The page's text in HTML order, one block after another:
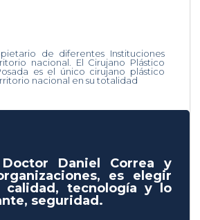
de diferentes Instituciones
nacional. El Cirujano Plástico
es el único cirujano plástico
nacional en su totalidad
Daniel Correa y
es elegir
calidad, tecnología y lo
seguridad.